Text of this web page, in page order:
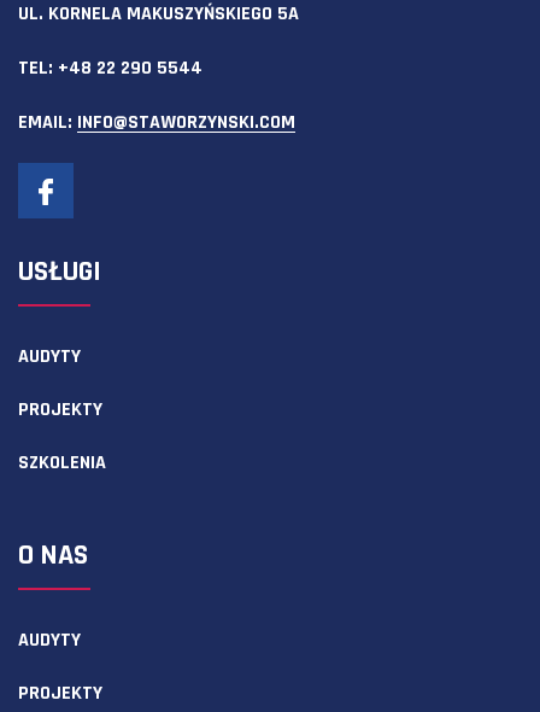
UL. KORNELA MAKUSZYŃSKIEGO 5A
TEL: +48 22 290 5544
EMAIL: INFO@STAWORZYNSKI.COM
USŁUGI
AUDYTY
PROJEKTY
SZKOLENIA
O NAS
AUDYTY
PROJEKTY